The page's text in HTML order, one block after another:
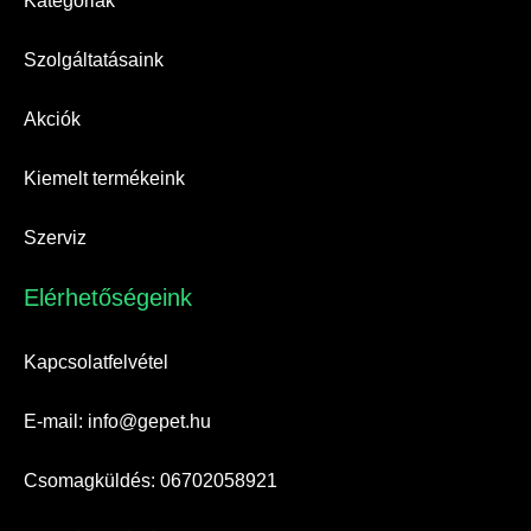
Szolgáltatásaink
Akciók
Kiemelt termékeink
Szerviz
Elérhetőségeink​
Kapcsolatfelvétel
E-mail: info@gepet.hu
Csomagküldés: 06702058921